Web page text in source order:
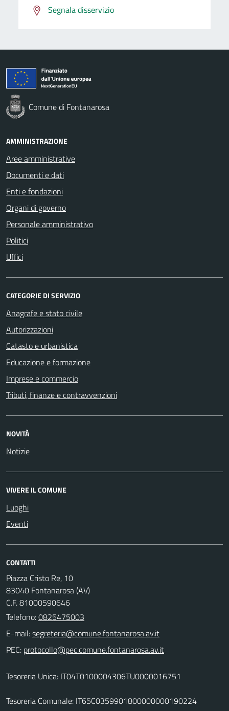
Segnala disservizio
Comune di Fontanarosa
AMMINISTRAZIONE
Aree amministrative
Documenti e dati
Enti e fondazioni
Organi di governo
Personale amministrativo
Politici
Uffici
CATEGORIE DI SERVIZIO
Anagrafe e stato civile
Autorizzazioni
Catasto e urbanistica
Educazione e formazione
Imprese e commercio
Tributi, finanze e contravvenzioni
NOVITÀ
Notizie
VIVERE IL COMUNE
Luoghi
Eventi
CONTATTI
Piazza Cristo Re, 10
83040 Fontanarosa (AV)
C.F. 81000590646
Telefono:0825475003
E-mail:
PEC:
Tesoreria Unica: IT04T0100004306TU0000016751
Tesoreria Comunale: IT65C0359901800000000190224